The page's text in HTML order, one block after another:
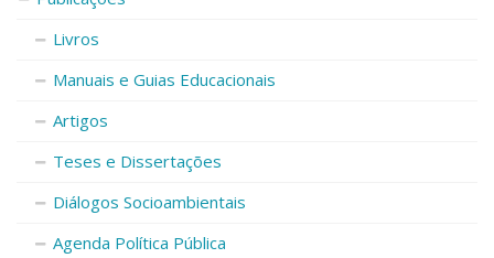
Livros
Manuais e Guias Educacionais
Artigos
Teses e Dissertações
Diálogos Socioambientais
Agenda Política Pública